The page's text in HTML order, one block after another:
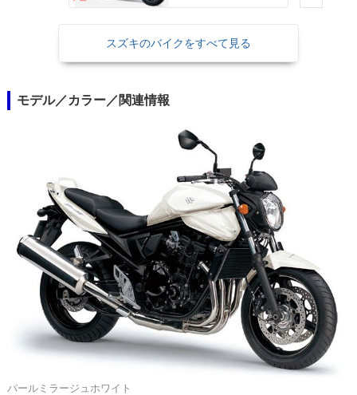
スズキのバイクをすべて見る
モデル／カラー／関連情報
パールミラージュホワイト